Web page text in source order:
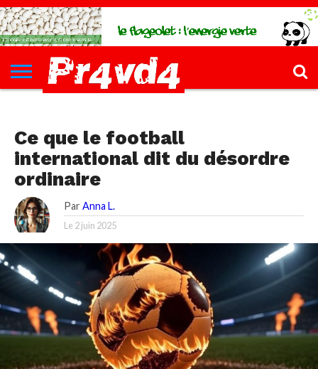
L’INFØ
PØLITIQUE
ECONØMIE
КULTURE
SANTÉ
FILLETTE
FORMATIONS
CONTACT
Ce que le football
international dit du désordre
ordinaire
Par Anna L.
Le 2 juin 2025